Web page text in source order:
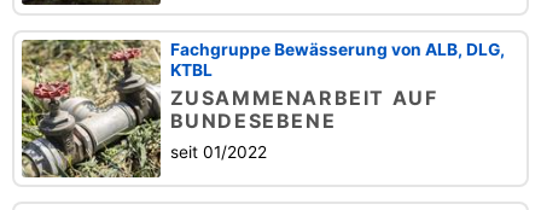
Fachgruppe Bewässerung von ALB, DLG,
KTBL
ZUSAMMENARBEIT AUF
BUNDESEBENE
seit 01/2022